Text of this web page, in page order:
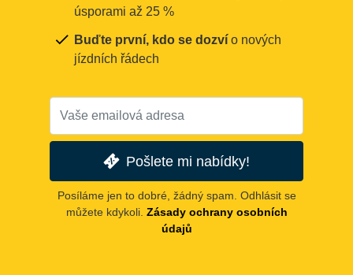
úsporami až 25 %
Buďte první, kdo se dozví o nových
jízdních řádech
Pošlete mi nabídky!
Posíláme jen to dobré, žádný spam. Odhlásit se
můžete kdykoli. Zásady ochrany osobních
údajů